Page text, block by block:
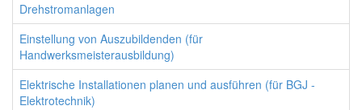
Drehstromanlagen
Einstellung von Auszubildenden (für
Handwerksmeisterausbildung)
Elektrische Installationen planen und ausführen (für BGJ -
Elektrotechnik)